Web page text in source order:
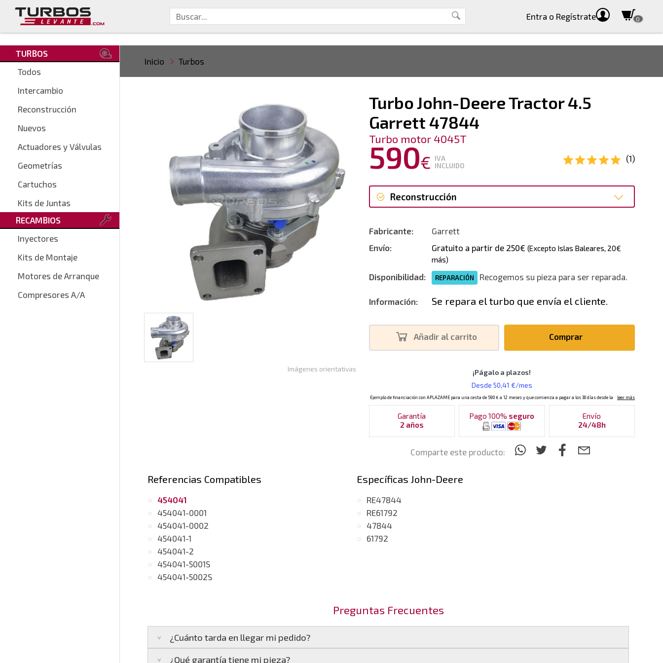
Entra o Regístrate 0
TURBOS
Todos
Intercambio
Reconstrucción
Nuevos
Actuadores y Válvulas
Geometrías
Cartuchos
Kits de Juntas
RECAMBIOS
Inyectores
Kits de Montaje
Motores de Arranque
Compresores A/A
Inicio Turbos
Turbo John-Deere Tractor 4.5
Garrett 47844
Turbo motor 4045T
590€ IVA
INCLUIDO
(1)
Reconstrucción
Fabricante:
Garrett
Envío:
Gratuito a partir de 250€ (Excepto Islas Baleares, 20€
más)
Disponibilidad: REPARACIÓN Recogemos su pieza para ser reparada.
Información: Se repara el turbo que envía el cliente.
Añadir al carrito Comprar
Garantía
2 años
Pago 100% seguro
Envío
24/48h
Comparte este producto:
Imágenes orientativas
Referencias Compatibles
454041
454041-0001
454041-0002
454041-1
454041-2
454041-5001S
454041-5002S
Específicas John-Deere
RE47844
RE61792
47844
61792
Preguntas Frecuentes
¿Cuánto tarda en llegar mi pedido?
¿Qué garantía tiene mi pieza?